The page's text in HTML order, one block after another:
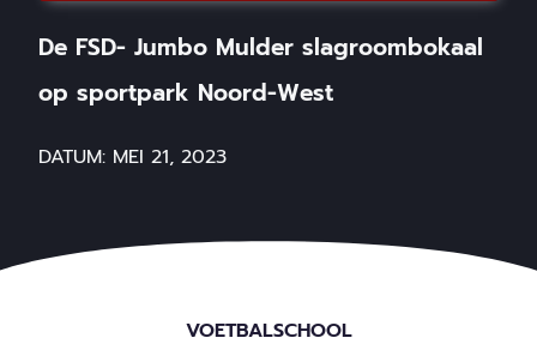
De FSD- Jumbo Mulder slagroombokaal
op sportpark Noord-West
DATUM: MEI 21, 2023
VOETBALSCHOOL